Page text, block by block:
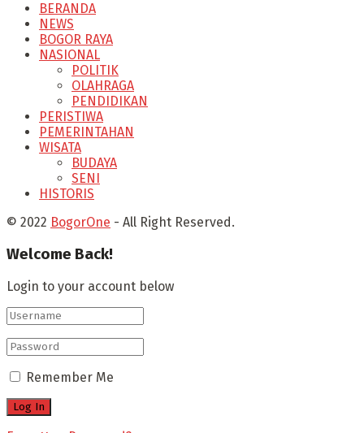
BERANDA
NEWS
BOGOR RAYA
NASIONAL
POLITIK
OLAHRAGA
PENDIDIKAN
PERISTIWA
PEMERINTAHAN
WISATA
BUDAYA
SENI
HISTORIS
© 2022 BogorOne - All Right Reserved.
Welcome Back!
Login to your account below
Remember Me